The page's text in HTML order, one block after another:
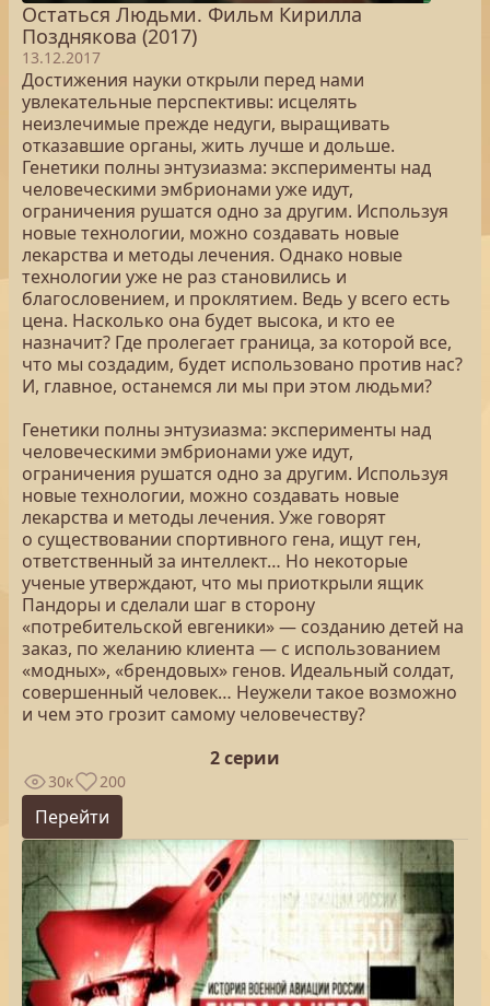
Остаться Людьми. Фильм Кирилла
Позднякова (2017)
13.12.2017
Достижения науки открыли перед нами
увлекательные перспективы: исцелять
неизлечимые прежде недуги, выращивать
отказавшие органы, жить лучше и дольше.
Генетики полны энтузиазма: эксперименты над
человеческими эмбрионами уже идут,
ограничения рушатся одно за другим. Используя
новые технологии, можно создавать новые
лекарства и методы лечения. Однако новые
технологии уже не раз становились и
благословением, и проклятием. Ведь у всего есть
цена. Насколько она будет высока, и кто ее
назначит? Где пролегает граница, за которой все,
что мы создадим, будет использовано против нас?
И, главное, останемся ли мы при этом людьми?
Генетики полны энтузиазма: эксперименты над
человеческими эмбрионами уже идут,
ограничения рушатся одно за другим. Используя
новые технологии, можно создавать новые
лекарства и методы лечения. Уже говорят
о существовании спортивного гена, ищут ген,
ответственный за интеллект… Но некоторые
ученые утверждают, что мы приоткрыли ящик
Пандоры и сделали шаг в сторону
«потребительской евгеники» — созданию детей на
заказ, по желанию клиента — с использованием
«модных», «брендовых» генов. Идеальный солдат,
совершенный человек… Неужели такое возможно
и чем это грозит самому человечеству?
2 серии
30к 200
Перейти